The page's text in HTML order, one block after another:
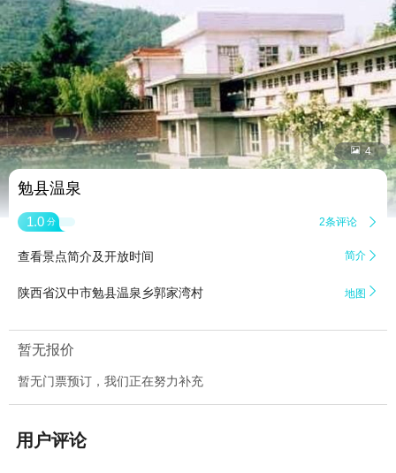
 4
勉县温泉
1.0 分 2条评论 
查看景点简介及开放时间 简介 
陕西省汉中市勉县温泉乡郭家湾村 地图 
暂无报价
暂无门票预订，我们正在努力补充
用户评论
